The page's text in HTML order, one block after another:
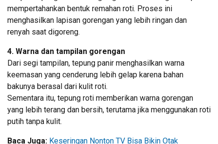
mempertahankan bentuk remahan roti. Proses ini
menghasilkan lapisan gorengan yang lebih ringan dan
renyah saat digoreng.
4. Warna dan tampilan gorengan
Dari segi tampilan, tepung panir menghasilkan warna
keemasan yang cenderung lebih gelap karena bahan
bakunya berasal dari kulit roti.
Sementara itu, tepung roti memberikan warna gorengan
yang lebih terang dan bersih, terutama jika menggunakan roti
putih tanpa kulit.
Baca Juga: Keseringan Nonton TV Bisa Bikin Otak